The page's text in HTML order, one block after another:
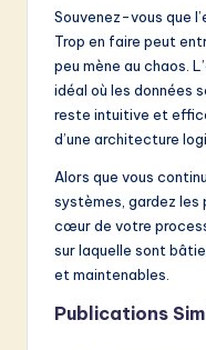
Souvenez-vous que
Trop en faire peut
peu mène au chaos.
idéal où les données
reste intuitive et
d’une architecture
Alors que vous
systèmes, gardez les
cœur de votre
sur laquelle sont
et maintenables.
Publications